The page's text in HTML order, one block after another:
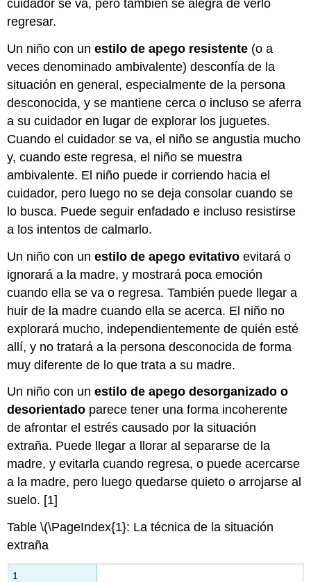
cuidador se va, pero también se alegra de verlo
regresar.
Un niño con unestilo de apego resistente (o a
veces denominado ambivalente) desconfía de la
situación en general, especialmente de la persona
desconocida, y se mantiene cerca o incluso se aferra
a su cuidador en lugar de explorar los juguetes.
Cuando el cuidador se va, el niño se angustia mucho
y, cuando este regresa, el niño se muestra
ambivalente. El niño puede ir corriendo hacia el
cuidador, pero luego no se deja consolar cuando se
lo busca. Puede seguir enfadado e incluso resistirse
a los intentos de calmarlo.
Un niño con unestilo de apego evitativoevitará o
ignorará a la madre, y mostrará poca emoción
cuando ella se va o regresa. También puede llegar a
huir de la madre cuando ella se acerca. El niño no
explorará mucho, independientemente de quién esté
allí, y no tratará a la persona desconocida de forma
muy diferente de lo que trata a su madre.
Un niño con unestilo de apego desorganizado o
desorientado parece tener una forma incoherente
de afrontar el estrés causado por la situación
extraña. Puede llegar a llorar al separarse de la
madre, y evitarla cuando regresa, o puede acercarse
a la madre, pero luego quedarse quieto o arrojarse al
suelo. [1]
Table \(\PageIndex{1}: La técnica de la situación
extraña
1